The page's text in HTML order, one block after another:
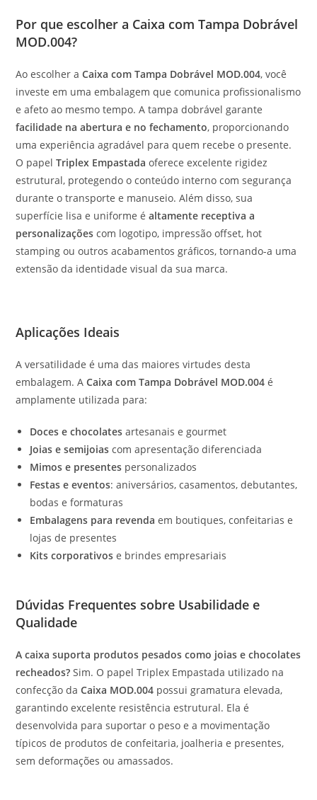
Por que escolher a Caixa com Tampa Dobrável
MOD.004?
Ao escolher aCaixa com Tampa Dobrável MOD.004, você
investe em uma embalagem que comunica profissionalismo
e afeto ao mesmo tempo. A tampa dobrável garante
facilidade na abertura e no fechamento, proporcionando
uma experiência agradável para quem recebe o presente.
O papelTriplex Empastada oferece excelente rigidez
estrutural, protegendo o conteúdo interno com segurança
durante o transporte e manuseio. Além disso, sua
superfície lisa e uniforme éaltamente receptiva a
personalizações com logotipo, impressão offset, hot
stamping ou outros acabamentos gráficos, tornando-a uma
extensão da identidade visual da sua marca.
Aplicações Ideais
A versatilidade é uma das maiores virtudes desta
embalagem. ACaixa com Tampa Dobrável MOD.004 é
amplamente utilizada para:
Doces e chocolates artesanais e gourmet
Joias e semijoias com apresentação diferenciada
Mimos e presentes personalizados
Festas e eventos: aniversários, casamentos, debutantes,
bodas e formaturas
Embalagens para revenda em boutiques, confeitarias e
lojas de presentes
Kits corporativos e brindes empresariais
Dúvidas Frequentes sobre Usabilidade e
Qualidade
A caixa suporta produtos pesados como joias e chocolates
recheados? Sim. O papel Triplex Empastada utilizado na
confecção daCaixa MOD.004 possui gramatura elevada,
garantindo excelente resistência estrutural. Ela é
desenvolvida para suportar o peso e a movimentação
típicos de produtos de confeitaria, joalheria e presentes,
sem deformações ou amassados.